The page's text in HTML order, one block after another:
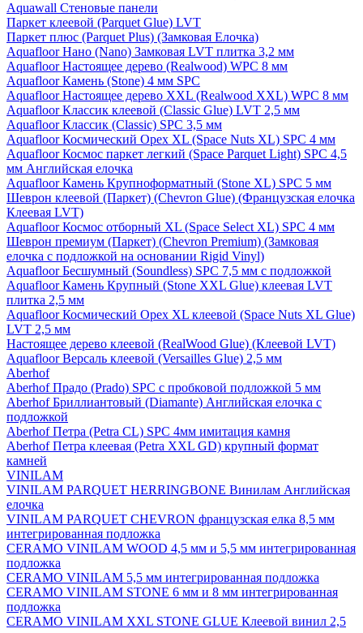
Aquawall Стеновые панели
Паркет клеевой (Parquet Glue) LVT
Паркет плюс (Parquet Plus) (Замковая Елочка)
Aquafloor Нано (Nano) Замковая LVT плитка 3,2 мм
Aquafloor Настоящее дерево (Realwood) WPC 8 мм
Aquafloor Камень (Stone) 4 мм SPC
Aquafloor Настоящее дерево XXL (Realwood XXL) WPC 8 мм
Aquafloor Классик клеевой (Classic Glue) LVT 2,5 мм
Aquafloor Классик (Classic) SPC 3,5 мм
Aquafloor Космический Орех XL (Space Nuts XL) SPC 4 мм
Aquafloor Космос паркет легкий (Space Parquet Light) SPC 4,5
мм Английская елочка
Aquafloor Камень Крупноформатный (Stone XL) SPC 5 мм
Шеврон клеевой (Паркет) (Chevron Glue) (Французская елочка
Клеевая LVT)
Aquafloor Космос отборный XL (Space Select XL) SPC 4 мм
Шеврон премиум (Паркет) (Chevron Premium) (Замковая
елочка с подложкой на основании Rigid Vinyl)
Aquafloor Бесшумный (Soundless) SPC 7,5 мм с подложкой
Aquafloor Камень Крупный (Stone XXL Glue) клеевая LVT
плитка 2,5 мм
Aquafloor Космический Орех XL клеевой (Space Nuts XL Glue)
LVT 2,5 мм
Настоящее дерево клеевой (RealWood Glue) (Клеевой LVT)
Aquafloor Версаль клеевой (Versailles Glue) 2,5 мм
Aberhof
Aberhof Прадо (Prado) SPC с пробковой подложкой 5 мм
Aberhof Бриллиантовый (Diamante) Английская елочка с
подложкой
Aberhof Петра (Petra CL) SPC 4мм имитация камня
Aberhof Петра клеевая (Petra XXL GD) крупный формат
камней
VINILAM
VINILAM PARQUET HERRINGBONE Винилам Английская
елочка
VINILAM PARQUET CHEVRON французская елка 8,5 мм
интегрированная подложка
CERAMO VINILAM WOOD 4,5 мм и 5,5 мм интегрированная
подложка
CERAMO VINILAM 5,5 мм интегрированная подложка
CERAMO VINILAM STONE 6 мм и 8 мм интегрированная
подложка
CERAMO VINILAM XXL STONE GLUE Клеевой винил 2,5